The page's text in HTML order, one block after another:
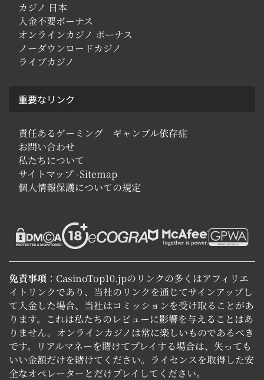
カジノ 日本
入金不要ボーナス
オンラインカジノ ボーナス
ノーダウンロードカジノ
ライブカジノ
重要なリンク
責任あるゲーミング ギャンブル依存症
お問い合わせ
私たちについて
サイトマップ -Sitemap
個人情報保護についての規定
免責事項 ：CasinoTop10.jpのリンクの多くはアフィリエ
イトリンクであり、当社のリンクを通じてサインアップし
て入金した場合、当社はコミッションを受け取ることがあ
ります。これは私たちのレビューに影響を与えることはあ
りません。オンラインカジノは常に楽しいものであるべき
です。リアルマネーを賭けてプレイする場合は、失っても
いい金額だけを賭けてください。ライセンスを取得した安
全なオペレーターとだけプレイしてください。